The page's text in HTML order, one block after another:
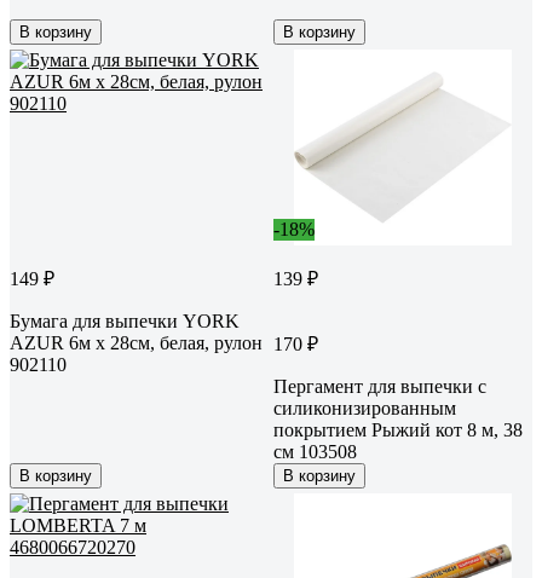
В корзину В корзину
149 ₽
Бумага для выпечки YORK
AZUR 6м х 28см, белая, рулон
902110
В корзину
-18%
139 ₽
170 ₽
Пергамент для выпечки с
силиконизированным
покрытием Рыжий кот 8 м, 38
см 103508
В корзину